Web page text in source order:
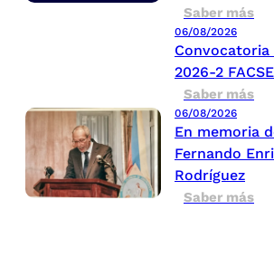
Saber más
06/08/2026
2026-2
Saber más
06/08/2026
En memoria
Fernando
Rodríguez
Saber más